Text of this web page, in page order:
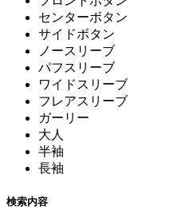
センターボタン
サイドボタン
ノースリーブ
パフスリーブ
ワイドスリーブ
フレアスリーブ
ガーリー
大人
半袖
長袖
検索内容